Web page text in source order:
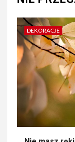
DEKORACJE